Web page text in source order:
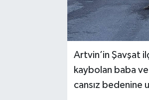
Artvin’in Şavşat
kaybolan baba ve
cansız bedenine